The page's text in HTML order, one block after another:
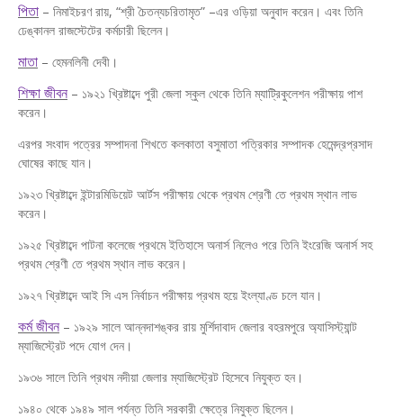
পিতা – নিমাইচরণ রায়, “শ্রী চৈতন্যচরিতামৃত” –এর ওড়িয়া অনুবাদ করেন। এবং তিনি
ঢেঙ্কানল রাজস্টেটের কর্মচারী ছিলেন।
মাতা – হেমনলিনী দেবী।
শিক্ষা জীবন – ১৯২১ খ্রিষ্টাব্দে পুরী জেলা স্কুল থেকে তিনি ম্যাট্রিকুলেশন পরীক্ষায় পাশ
করেন।
এরপর সংবাদ পত্রের সম্পাদনা শিখতে কলকাতা বসুমাতা পত্রিকার সম্পাদক হেমেন্দ্রপ্রসাদ
ঘোষের কাছে যান।
১৯২৩ খ্রিষ্টাব্দে ইন্টারমিডিয়েট আর্টস পরীক্ষায় থেকে প্রথম শ্রেণী তে প্রথম স্থান লাভ
করেন।
১৯২৫ খ্রিষ্টাব্দে পাটনা কলেজে প্রথমে ইতিহাসে অনার্স নিলেও পরে তিনি ইংরেজি অনার্স সহ
প্রথম শ্রেণী তে প্রথম স্থান লাভ করেন।
১৯২৭ খ্রিষ্টাব্দে আই সি এস নির্বাচন পরীক্ষায় প্রথম হয়ে ইংল্যাণ্ড চলে যান।
কর্ম জীবন – ১৯২৯ সালে আন্নদাশঙ্কর রায় মুর্শিদাবাদ জেলার বহরমপুরে অ্যাসিস্ট্যান্ট
ম্যাজিস্ট্রেট পদে যোগ দেন।
১৯৩৬ সালে তিনি প্রথম নদীয়া জেলার ম্যাজিস্ট্রেট হিসেবে নিযুক্ত হন।
১৯৪০ থেকে ১৯৪৯ সাল পর্যন্ত তিনি সরকারী ক্ষেত্রে নিযুক্ত ছিলেন।